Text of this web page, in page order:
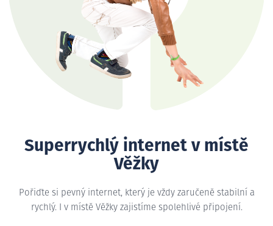
Superrychlý internet v místě
Věžky
Pořiďte si pevný internet, který je vždy zaručeně stabilní a
rychlý. I v místě Věžky zajistíme spolehlivé připojení.